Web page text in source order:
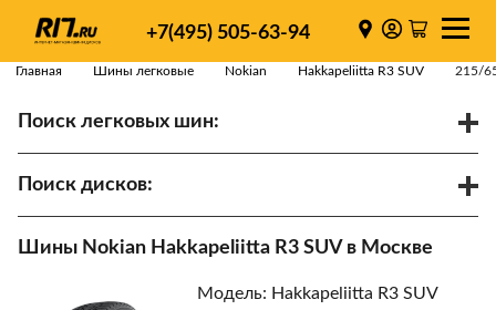
+7(495) 505-63-94
Главная Шины легковые Nokian Hakkapeliitta R3 SUV 215/
Поиск легковых шин:
Поиск дисков:
Найти
Шины Nokian Hakkapeliitta R3 SUV в Москве
Модель: Hakkapeliitta R3 SUV